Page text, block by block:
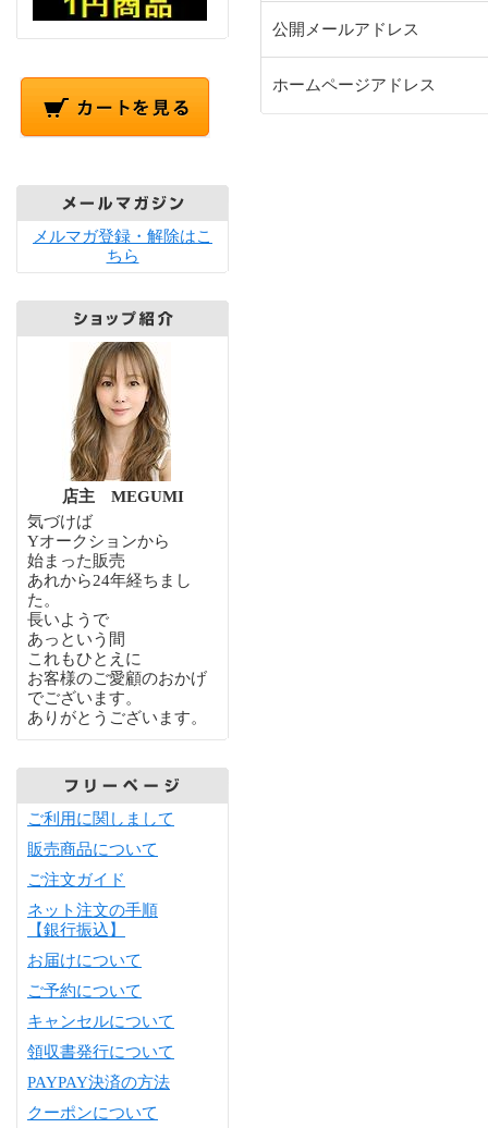
メルマガ登録・解除はこ
ちら
店主 MEGUMI
気づけば
Yオークションから
始まった販売
あれから24年経ちまし
た。
長いようで
あっという間
これもひとえに
お客様のご愛顧のおかげ
でございます。
ありがとうございます。
ご利用に関しまして
販売商品について
ご注文ガイド
ネット注文の手順
【銀行振込】
お届けについて
ご予約について
キャンセルについて
領収書発行について
PAYPAY決済の方法
クーポンについて
公開メールアドレス
ホームページアドレス